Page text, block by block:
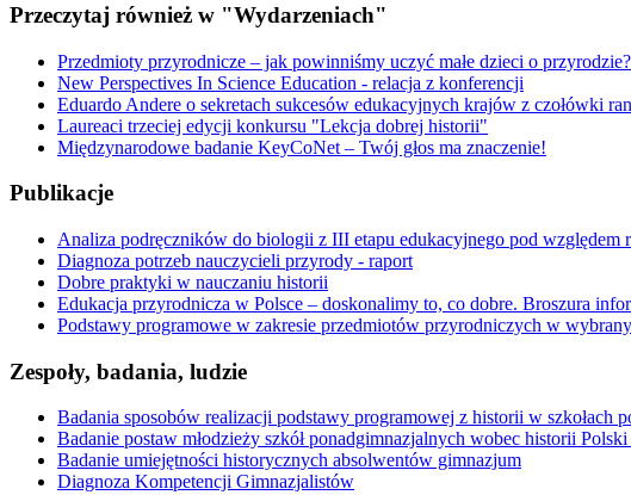
Przeczytaj również w "Wydarzeniach"
Przedmioty przyrodnicze – jak powinniśmy uczyć małe dzieci o przyrodzie?
New Perspectives In Science Education - relacja z konferencji
Eduardo Andere o sekretach sukcesów edukacyjnych krajów z czołówki
Laureaci trzeciej edycji konkursu "Lekcja dobrej historii"
Międzynarodowe badanie KeyCoNet – Twój głos ma znaczenie!
Publikacje
Analiza podręczników do biologii z III etapu edukacyjnego pod względem
Diagnoza potrzeb nauczycieli przyrody - raport
Dobre praktyki w nauczaniu historii
Edukacja przyrodnicza w Polsce – doskonalimy to, co dobre. Broszura
Podstawy programowe w zakresie przedmiotów przyrodniczych w
Zespoły, badania, ludzie
Badania sposobów realizacji podstawy programowej z historii w szkołach
Badanie postaw młodzieży szkół ponadgimnazjalnych wobec historii
Badanie umiejętności historycznych absolwentów gimnazjum
Diagnoza Kompetencji Gimnazjalistów